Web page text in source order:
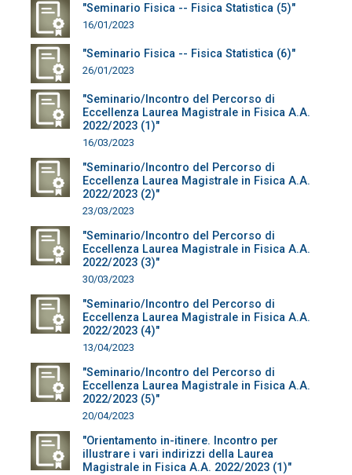
"Seminario Fisica -- Fisica Statistica (5)"
16/01/2023
"Seminario Fisica -- Fisica Statistica (6)"
26/01/2023
"Seminario/Incontro del Percorso di
Eccellenza Laurea Magistrale in Fisica A.A.
2022/2023 (1)"
16/03/2023
"Seminario/Incontro del Percorso di
Eccellenza Laurea Magistrale in Fisica A.A.
2022/2023 (2)"
23/03/2023
"Seminario/Incontro del Percorso di
Eccellenza Laurea Magistrale in Fisica A.A.
2022/2023 (3)"
30/03/2023
"Seminario/Incontro del Percorso di
Eccellenza Laurea Magistrale in Fisica A.A.
2022/2023 (4)"
13/04/2023
"Seminario/Incontro del Percorso di
Eccellenza Laurea Magistrale in Fisica A.A.
2022/2023 (5)"
20/04/2023
"Orientamento in-itinere. Incontro per
illustrare i vari indirizzi della Laurea
Magistrale in Fisica A.A. 2022/2023 (1)"